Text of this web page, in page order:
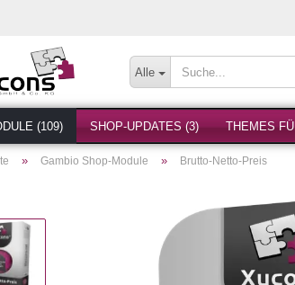
Alle
(109) SHOP-UPDATES (3) THEMES
» Gambio Shop-Module » Brutto-Netto-Preis